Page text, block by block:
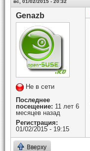
вс, 01/02/2015 - 20:32
Genazb
Не в сети
Последнее
посещение: 11 лет 6
месяцев назад
Регистрация:
01/02/2015 - 19:15
Вверху